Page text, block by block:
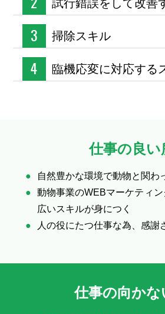
試行錯誤をして改善
掃除スキル
臨機応変に対応する
仕事の良い
自然豊かな環境で動物と関わ
動物事業のWEBマーケティ
広いスキルが身につく
人の役にたつ仕事な為、感謝
仕事の向かな